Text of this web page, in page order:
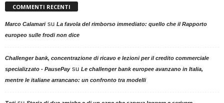
COMMENTI RECENTI
Marco Calamarisu La favola del rimborso immediato: quello che il Rapporto
europeo sulle frodi non dice
Challenger bank, concentrazione di ricavo e lezioni per il credito commerciale
specializzato - PausePaysu Le challenger bank europee avanzano in Italia,
mentre le italiane arrancano: un confronto tra modelli